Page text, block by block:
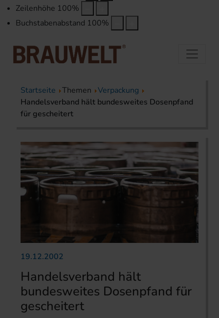
Zeilenhöhe 100%
Buchstabenabstand 100%
Startseite Themen
Verpackung
Handelsverband hält bundesweites Dosenpfand
für gescheitert
19.12.2002
Handelsverband hält
bundesweites Dosenpfand für
gescheitert